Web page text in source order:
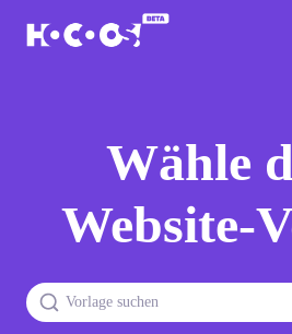
Wähle
Website-